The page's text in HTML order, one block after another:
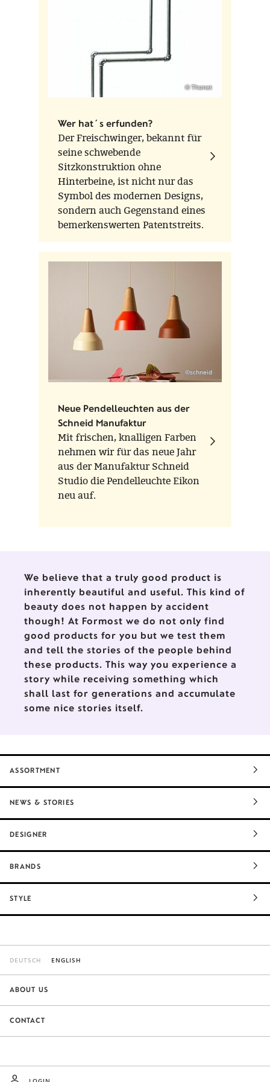
© Thonet
Wer hat´s erfunden?
Der Freischwinger, bekannt für
seine schwebende
Sitzkonstruktion ohne
Hinterbeine, ist nicht nur das
Symbol des modernen Designs,
sondern auch Gegenstand eines
bemerkenswerten Patentstreits.
©schneid
Neue Pendelleuchten aus der
Schneid Manufaktur
Mit frischen, knalligen Farben
nehmen wir für das neue Jahr
aus der Manufaktur Schneid
Studio die Pendelleuchte Eikon
neu auf.
We believe that a truly good product is
inherently beautiful and useful. This kind of
beauty does not happen by accident
though! At Formost we do not only find
good products for you but we test them
and tell the stories of the people behind
these products. This way you experience a
story while receiving something which
shall last for generations and accumulate
some nice stories itself.
ASSORTMENT
NEWS & STORIES
DESIGNER
BRANDS
STYLE
DEUTSCH ENGLISH
ABOUT US
CONTACT